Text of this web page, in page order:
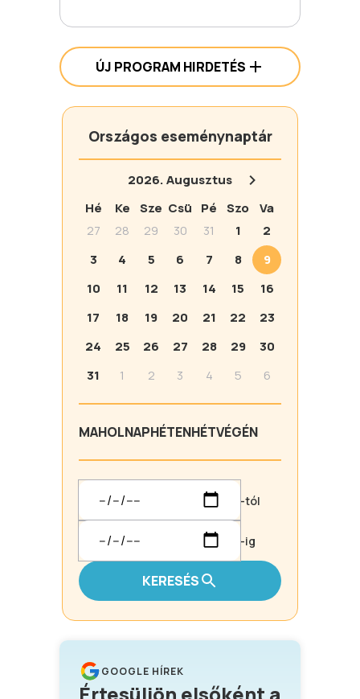
ÚJ PROGRAM HIRDETÉS
Országos eseménynaptár
2026.Augusztus
Hé
Ke Sze Csü Pé Szo
Va
27
28 29 30 31 1
2
3
4 5 6 7 8
9
10
11 12 13 14 15
16
17
18 19 20 21 22
23
24
25 26 27 28 29
30
31
1 2 3 4 5 6
MAHOLNAPHÉTENHÉTVÉGÉN
-tól
-ig
KERESÉS
GOOGLE HÍREK